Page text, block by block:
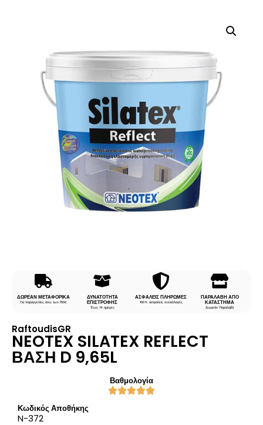
ΔΩΡΕΑΝ ΜΕΤΑΦΟΡΙΚΑ
Για παραγγελίες άνω των 80€
ΔΥΝΑΤΟΤΗΤΑ
ΕΠΙΣΤΡΟΦΗΣ
Έως 14 ημέρες
ΑΣΦΑΛΕΙΣ ΠΛΗΡΩΜΕΣ
100% ασφαλείς συναλλαγές
ΠΑΡΑΛΑΒΗ ΑΠΟ
ΚΑΤΑΣΤΗΜΑ
Δωρεάν Παραλαβή
RaftoudisGR
NEOTEX SILATEX REFLECT
ΒΑΣΗ D 9,65L
Βαθμολογία
Κωδικός Αποθήκης
N-372